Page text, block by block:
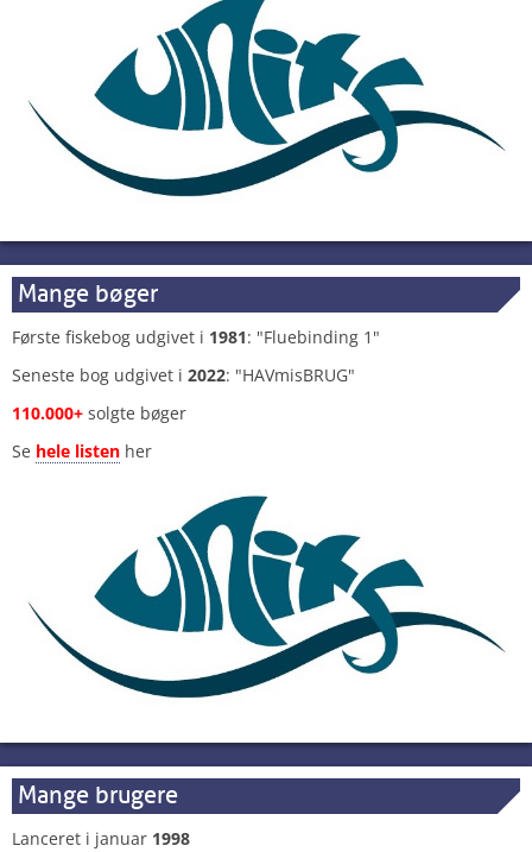
Mange bøger
Første fiskebog udgivet i 1981: "Fluebinding 1"
Seneste bog udgivet i 2022: "HAVmisBRUG"
110.000+ solgte bøger
Se hele listen her
Mange brugere
Lanceret i januar 1998